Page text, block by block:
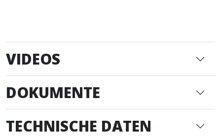
VIDEOS
DOKUMENTE
TECHNISCHE DATEN